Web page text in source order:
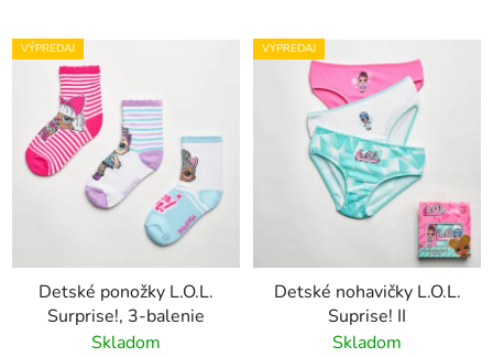
VÝPREDAJ
Detské ponožky L.O.L.
Surprise!, 3-balenie
Skladom
VÝPREDAJ
Detské nohavičky L.O.L.
Suprise! II
Skladom